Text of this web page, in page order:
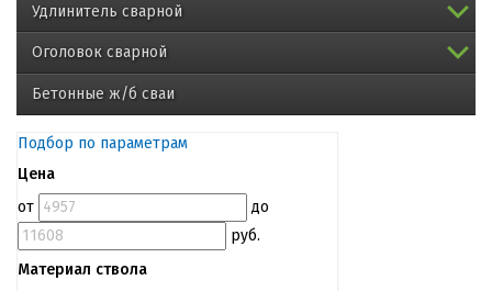
Удлинитель сварной
Оголовок сварной
Бетонные ж/б сваи
Подбор по параметрам
Цена
от
до
руб.
Материал ствола